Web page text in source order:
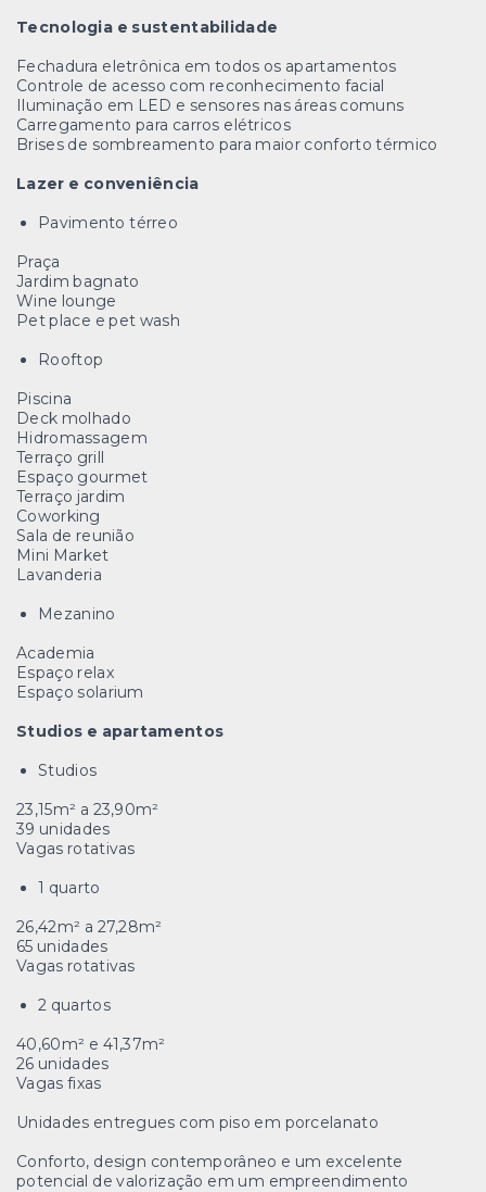
Tecnologia e sustentabilidade
Fechadura eletrônica em todos os apartamentos
Controle de acesso com reconhecimento facial
Iluminação em LED e sensores nas áreas comuns
Carregamento para carros elétricos
Brises de sombreamento para maior conforto térmico
Lazer e conveniência
Pavimento térreo
Praça
Jardim bagnato
Wine lounge
Pet place e pet wash
Rooftop
Piscina
Deck molhado
Hidromassagem
Terraço grill
Espaço gourmet
Terraço jardim
Coworking
Sala de reunião
Mini Market
Lavanderia
Mezanino
Academia
Espaço relax
Espaço solarium
Studios e apartamentos
Studios
23,15m² a 23,90m²
39 unidades
Vagas rotativas
1 quarto
26,42m² a 27,28m²
65 unidades
Vagas rotativas
2 quartos
40,60m² e 41,37m²
26 unidades
Vagas fixas
Unidades entregues com piso em porcelanato
Conforto, design contemporâneo e um excelente
potencial de valorização em um empreendimento